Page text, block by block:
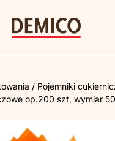
/ Pojemniki
op.200 szt, wymiar